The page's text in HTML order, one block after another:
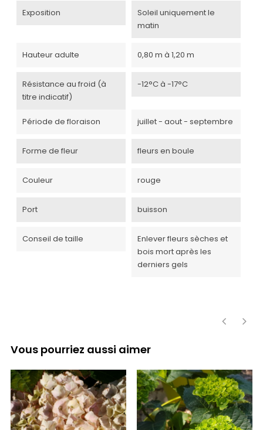
Exposition
Soleil uniquement le
matin
Hauteur adulte 0,80 m à 1,20 m
Résistance au froid (à
titre indicatif)
-12°C à -17°C
Période de floraison juillet - aout - septembre
Forme de fleur fleurs en boule
Couleur rouge
Port buisson
Conseil de taille
Enlever fleurs sèches et
bois mort après les
derniers gels
Vous pourriez aussi aimer